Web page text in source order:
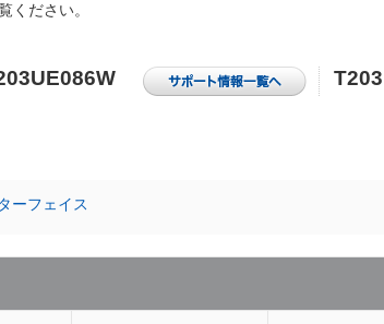
ください。
ーフェイス